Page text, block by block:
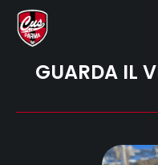
GUARDA IL